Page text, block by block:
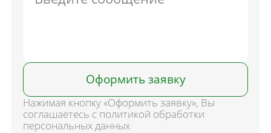
Оформить заявку
Нажимая кнопку «Оформить заявку», Вы
соглашаетесь с политикой обработки
персональных данных